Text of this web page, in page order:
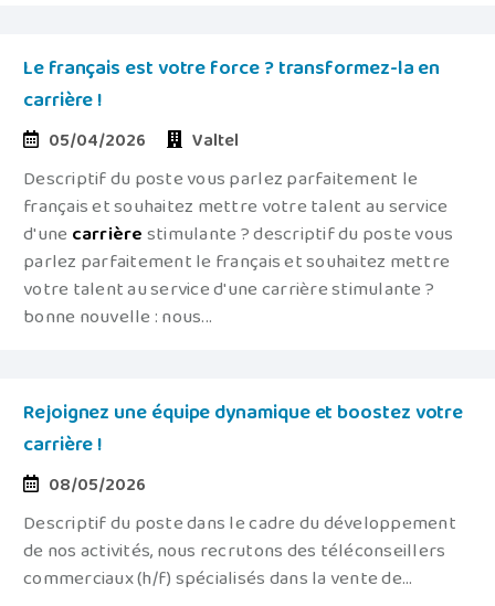
Le français est votre force ? transformez-la en
carrière !
05/04/2026 Valtel
Descriptif du poste vous parlez parfaitement le
français et souhaitez mettre votre talent au service
d'une carrièrestimulante ? descriptif du poste vous
parlez parfaitement le français et souhaitez mettre
votre talent au service d'une carrière stimulante ?
bonne nouvelle : nous...
Rejoignez une équipe dynamique et boostez votre
carrière !
08/05/2026
Descriptif du poste dans le cadre du développement
de nos activités, nous recrutons des téléconseillers
commerciaux (h/f) spécialisés dans la vente de...